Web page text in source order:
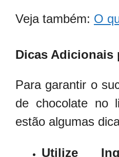
Veja também: O
Dicas Adicionais
Para garantir o
de chocolate no
estão algumas
Utilize